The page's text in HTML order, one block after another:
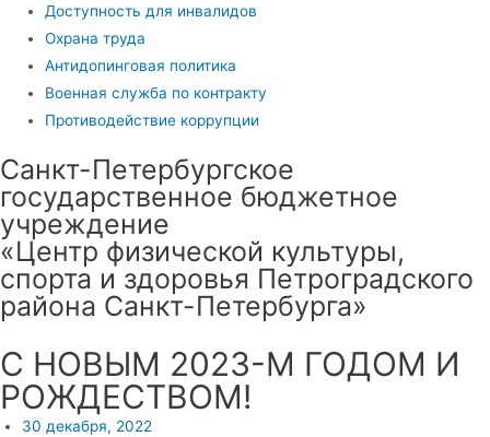
Доступность для инвалидов
Охрана труда
Антидопинговая политика
Военная служба по контракту
Противодействие коррупции
Санкт-Петербургское
государственное бюджетное
учреждение
«Центр физической культуры,
спорта и здоровья Петроградского
района Санкт-Петербурга»
С НОВЫМ 2023-М ГОДОМ И
РОЖДЕСТВОМ!
30 декабря, 2022